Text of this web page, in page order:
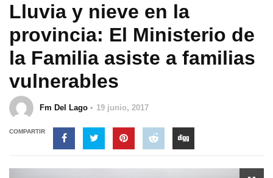
Lluvia y nieve en la
provincia: El Ministerio de
la Familia asiste a familias
vulnerables
Fm Del Lago 19 junio, 2017
COMPARTIR